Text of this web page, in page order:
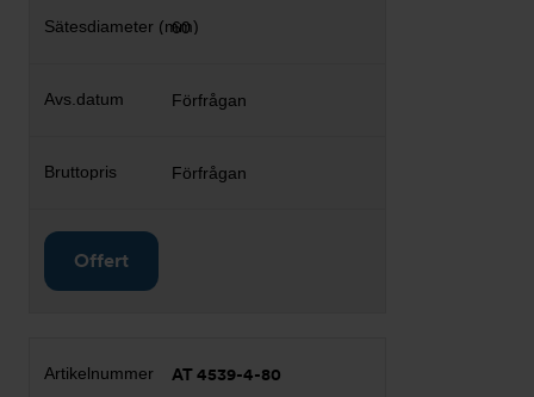
60
Förfrågan
Förfrågan
Offert
AT 4539-4-80